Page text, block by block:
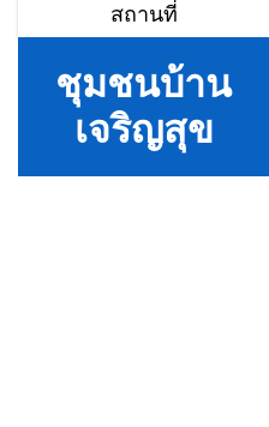
สถานที่
ชุมชนบ้าน
เจริญสุข